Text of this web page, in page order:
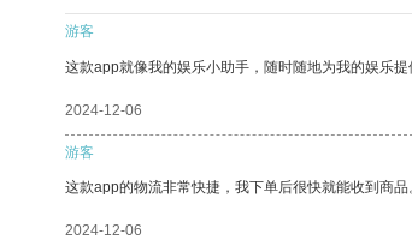
游客
这款app就像我的娱乐小助手，随时随地为我的娱乐提
2024-12-06
游客
这款app的物流非常快捷，我下单后很快就能收到商品
2024-12-06